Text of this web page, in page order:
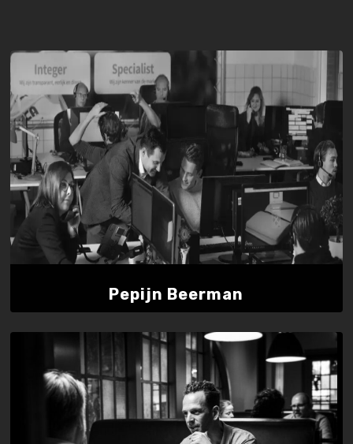
Pepijn Beerman